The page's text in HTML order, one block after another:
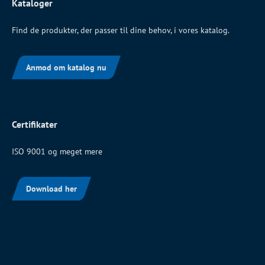
Kataloger
Find de produkter, der passer til dine behov, i vores katalog.
Anmod om katalog nu
Certifikater
ISO 9001 og meget mere
Download her